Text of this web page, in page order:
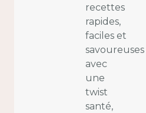
recettes
rapides,
faciles et
savoureuses
avec
une
twist
santé,